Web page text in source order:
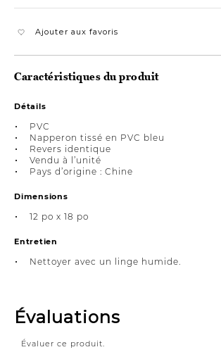
Ajouter aux favoris
Caractéristiques du produit
Détails
PVC
Napperon tissé en PVC bleu
Revers identique
Vendu à l’unité
Pays d’origine : Chine
Dimensions
12 po x 18 po
Entretien
Nettoyer avec un linge humide.